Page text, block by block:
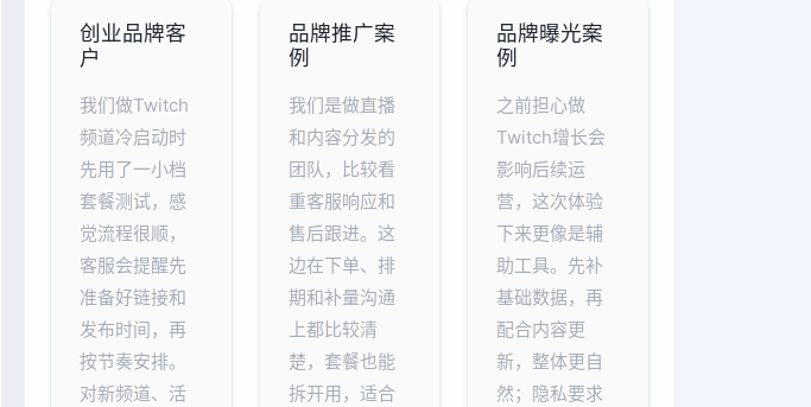
创业品牌客
户
我们做Twitch
频道冷启动时
先用了一小档
套餐测试，感
觉流程很顺，
客服会提醒先
准备好链接和
发布时间，再
按节奏安排。
对新频道、活
品牌推广案
例
我们是做直播
和内容分发的
团队，比较看
重客服响应和
售后跟进。这
边在下单、排
期和补量沟通
上都比较清
楚，套餐也能
拆开用，适合
品牌曝光案
例
之前担心做
Twitch增长会
影响后续运
营，这次体验
下来更像是辅
助工具。先补
基础数据，再
配合内容更
新，整体更自
然；隐私要求